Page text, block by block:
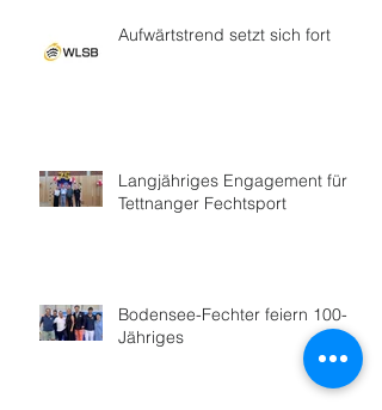
Aufwärtstrend setzt sich fort
Langjähriges Engagement für
Tettnanger Fechtsport
Bodensee-Fechter feiern 100-
Jähriges